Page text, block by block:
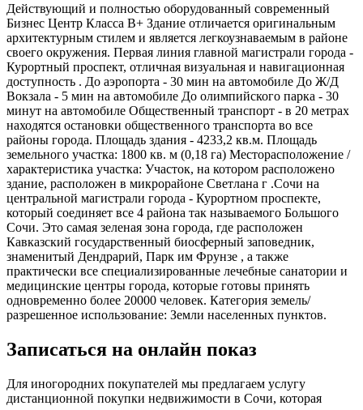
Действующий и полностью оборудованный современный
Бизнес Центр Класса В+ Здание отличается оригинальным
архитектурным стилем и является легкоузнаваемым в районе
своего окружения. Первая линия главной магистрали города -
Курортный проспект, отличная визуальная и навигационная
доступность . До аэропорта - 30 мин на автомобиле До Ж/Д
Вокзала - 5 мин на автомобиле До олимпийского парка - 30
минут на автомобиле Общественный транспорт - в 20 метрах
находятся остановки общественного транспорта во все
районы города. Площадь здания - 4233,2 кв.м. Площадь
земельного участка: 1800 кв. м (0,18 га) Месторасположение /
характеристика участка: Участок, на котором расположено
здание, расположен в микрорайоне Светлана г .Сочи на
центральной магистрали города - Курортном проспекте,
который соединяет все 4 района так называемого Большого
Сочи. Это самая зеленая зона города, где расположен
Кавказский государственный биосферный заповедник,
знаменитый Дендрарий, Парк им Фрунзе , а также
практически все специализированные лечебные санатории и
медицинские центры города, которые готовы принять
одновременно более 20000 человек. Категория земель/
разрешенное использование: Земли населенных пунктов.
Записаться на онлайн показ
Для иногородних покупателей мы предлагаем услугу
дистанционной покупки недвижимости в Сочи, которая